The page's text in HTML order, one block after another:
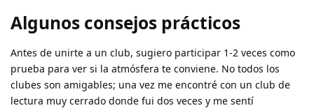
Algunos consejos prácticos
Antes de unirte a un club, sugiero participar 1-2 veces como
prueba para ver si la atmósfera te conviene. No todos los
clubes son amigables; una vez me encontré con un club de
lectura muy cerrado donde fui dos veces y me sentí